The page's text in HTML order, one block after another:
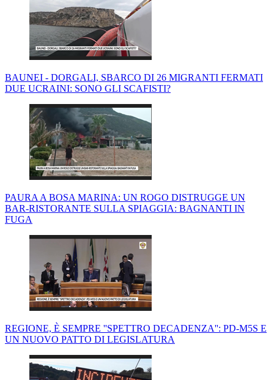
BAUNEI - DORGALI, SBARCO DI 26 MIGRANTI FERMATI
DUE UCRAINI: SONO GLI SCAFISTI?
PAURA A BOSA MARINA: UN ROGO DISTRUGGE UN
BAR-RISTORANTE SULLA SPIAGGIA: BAGNANTI IN
FUGA
REGIONE, È SEMPRE ''SPETTRO DECADENZA'': PD-M5S E
UN NUOVO PATTO DI LEGISLATURA